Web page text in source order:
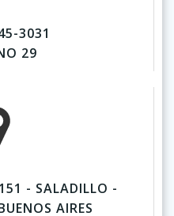
3031
29
- SALADILLO -
AIRES